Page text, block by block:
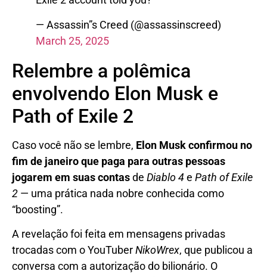
— Assassin”s Creed (@assassinscreed)
March 25, 2025
Relembre a polêmica
envolvendo Elon Musk e
Path of Exile 2
Caso você não se lembre, Elon Musk confirmou no
fim de janeiro que paga para outras pessoas
jogarem em suas contasde Diablo 4e Path of Exile
2 — uma prática nada nobre conhecida como
“boosting”.
A revelação foi feita em mensagens privadas
trocadas com o YouTuberNikoWrex, que publicou a
conversa com a autorização do bilionário. O